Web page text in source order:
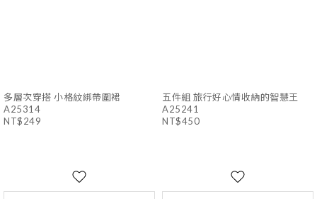
多層次穿搭 小格紋綁帶圍裙
A25314
NT$249
五件組 旅行好心情收納的智慧王
A25241
NT$450